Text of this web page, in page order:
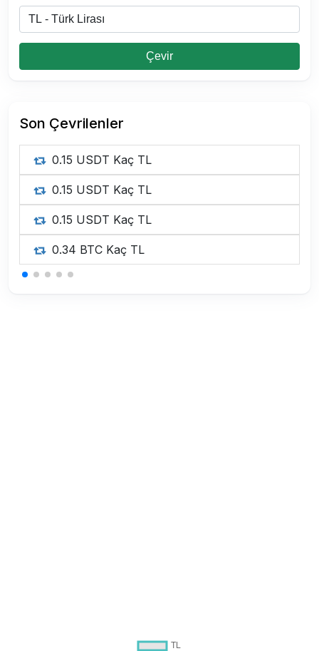
Çevir
Son Çevrilenler
0.15 USDT Kaç TL
0.15 USDT Kaç TL
0.15 USDT Kaç TL
0.34 BTC Kaç TL